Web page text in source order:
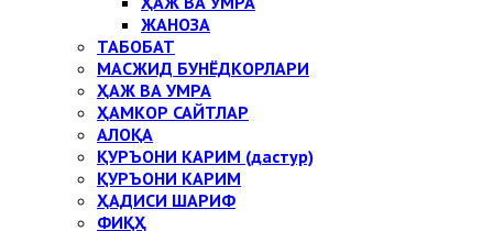
ЖАНОЗА
ТАБОБАТ
МАСЖИД БУНЁДКОРЛАРИ
ҲАЖ ВА УМРА
ҲАМКОР САЙТЛАР
АЛОҚА
ҚУРЪОНИ КАРИМ (дастур)
ҚУРЪОНИ КАРИМ
ҲАДИСИ ШАРИФ
ФИҚҲ